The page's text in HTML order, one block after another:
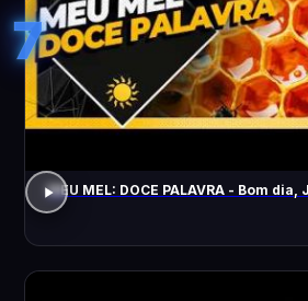
7
MEU MEL: DOCE PALAVRA - Bom